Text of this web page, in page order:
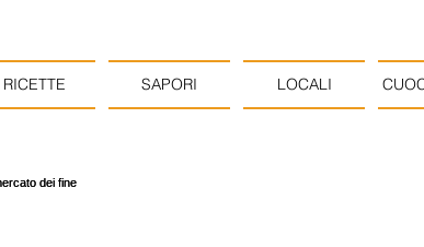
RICETTE SAPORI LOCALI